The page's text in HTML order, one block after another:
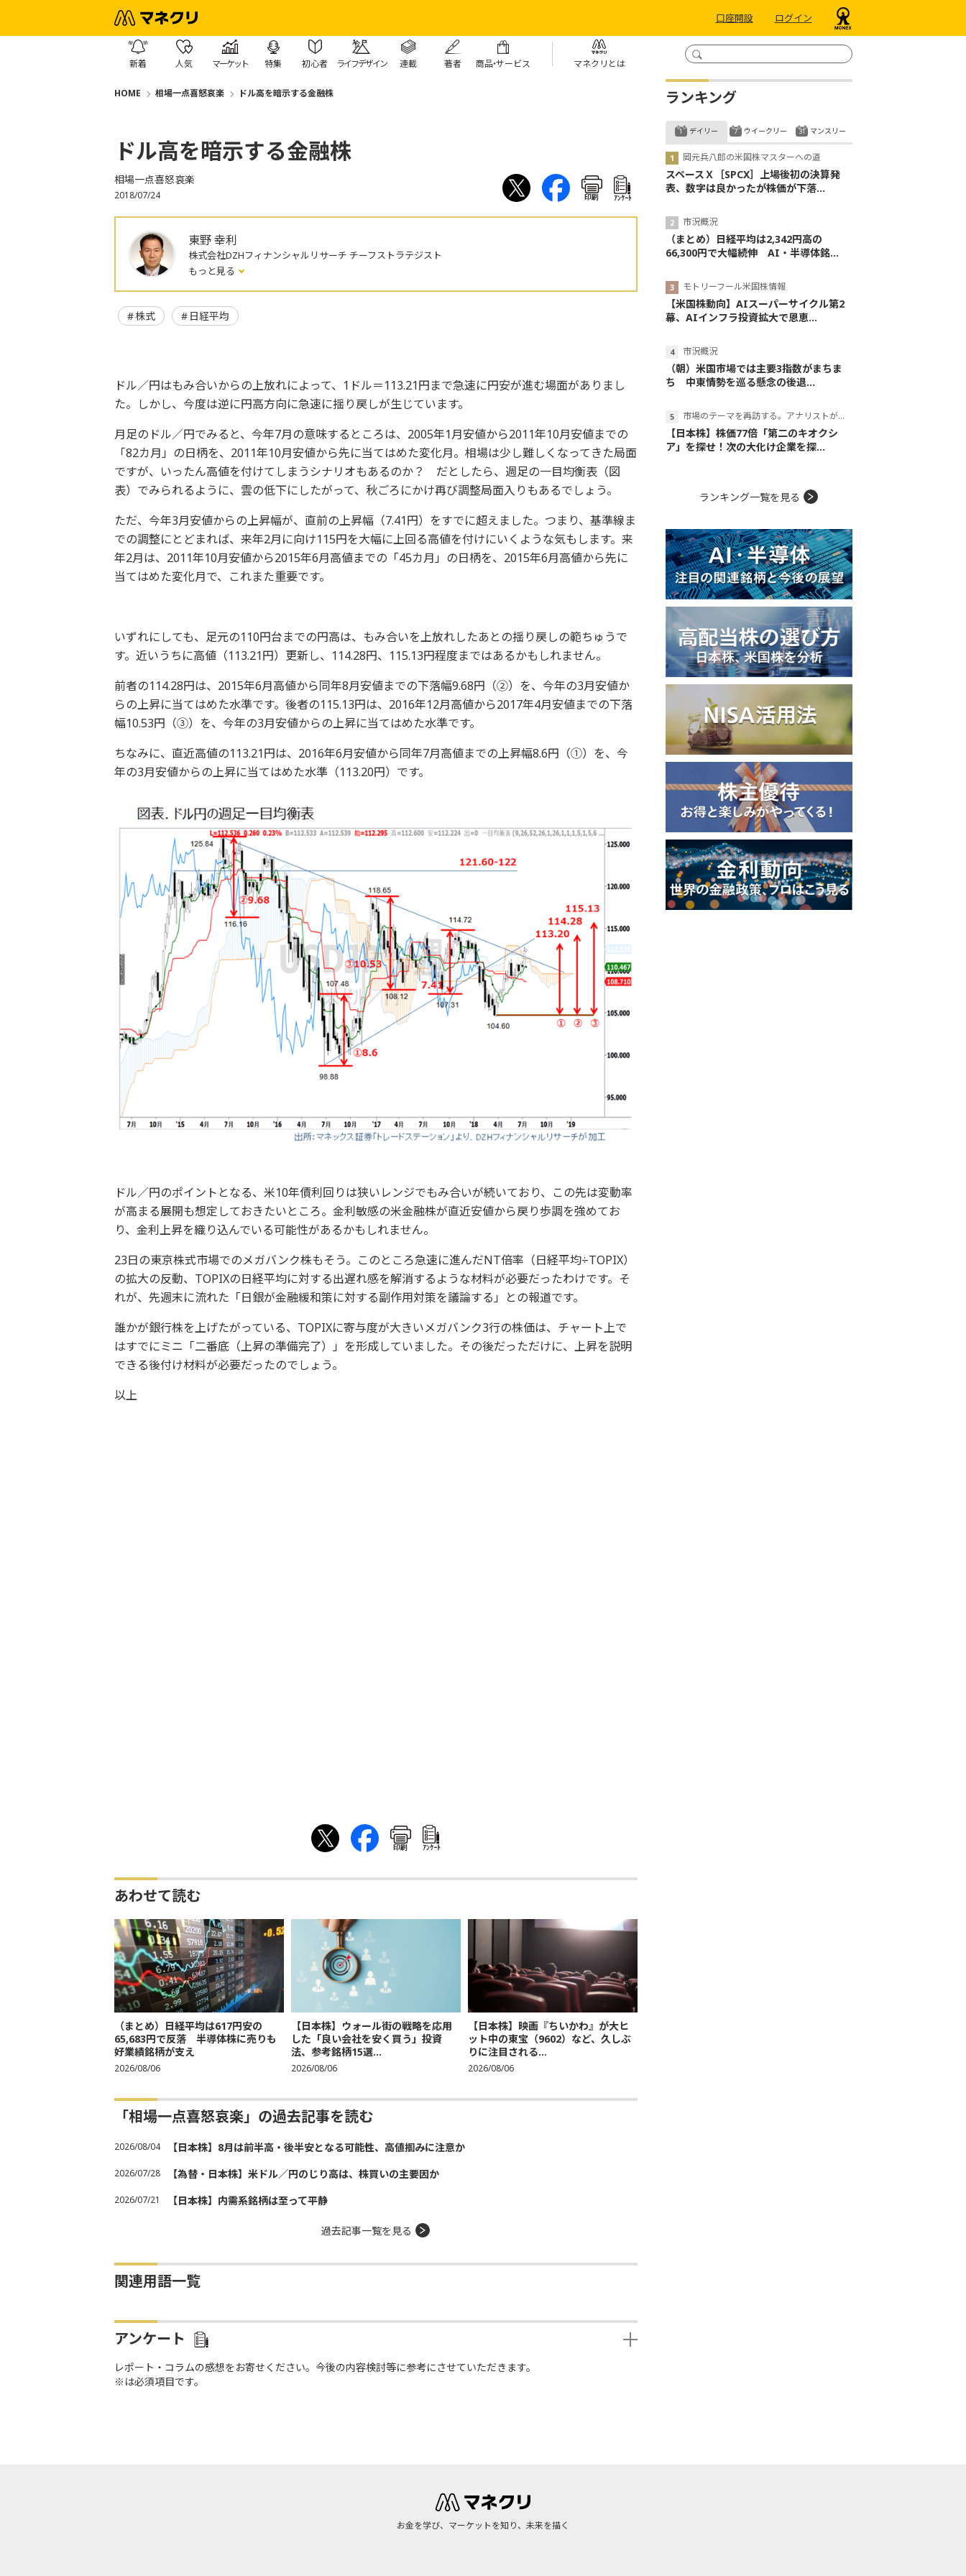
口座開設 ログイン
新着 人気 マーケット 特集 初心者 ライフデザイン 連載 著者 商品・サービス マネクリとは
HOME 相場一点喜怒哀楽 ドル高を暗示する金融株
ドル高を暗示する金融株
相場一点喜怒哀楽
2018/07/24 印刷 ｱﾝｹｰﾄ
東野 幸利
株式会社DZHフィナンシャルリサーチ チーフストラテジスト
もっと見る
株式 日経平均
ドル／円はもみ合いからの上放れによって、1ドル＝113.21円まで急速に円安が進む場面がありまし
た。しかし、今度は逆に円高方向に急速に揺り戻しが生じています。
月足のドル／円でみると、今年7月の意味するところは、2005年1月安値から2011年10月安値までの
「82カ月」の日柄を、2011年10月安値から先に当てはめた変化月。相場は少し難しくなってきた局面
ですが、いったん高値を付けてしまうシナリオもあるのか？ だとしたら、週足の一目均衡表（図
表）でみられるように、雲の低下にしたがって、秋ごろにかけ再び調整局面入りもあるでしょう。
ただ、今年3月安値からの上昇幅が、直前の上昇幅（7.41円）をすでに超えました。つまり、基準線ま
での調整にとどまれば、来年2月に向け115円を大幅に上回る高値を付けにいくような気もします。来
年2月は、2011年10月安値から2015年6月高値までの「45カ月」の日柄を、2015年6月高値から先に
当てはめた変化月で、これまた重要です。
いずれにしても、足元の110円台までの円高は、もみ合いを上放れしたあとの揺り戻しの範ちゅうで
す。近いうちに高値（113.21円）更新し、114.28円、115.13円程度まではあるかもしれません。
前者の114.28円は、2015年6月高値から同年8月安値までの下落幅9.68円（②）を、今年の3月安値か
らの上昇に当てはめた水準です。後者の115.13円は、2016年12月高値から2017年4月安値までの下落
幅10.53円（③）を、今年の3月安値からの上昇に当てはめた水準です。
ちなみに、直近高値の113.21円は、2016年6月安値から同年7月高値までの上昇幅8.6円（①）を、今
年の3月安値からの上昇に当てはめた水準（113.20円）です。
ドル／円のポイントとなる、米10年債利回りは狭いレンジでもみ合いが続いており、この先は変動率
が高まる展開も想定しておきたいところ。金利敏感の米金融株が直近安値から戻り歩調を強めてお
り、金利上昇を織り込んでいる可能性があるかもしれません。
23日の東京株式市場でのメガバンク株もそう。このところ急速に進んだNT倍率（日経平均÷TOPIX）
の拡大の反動、TOPIXの日経平均に対する出遅れ感を解消するような材料が必要だったわけです。そ
れが、先週末に流れた「日銀が金融緩和策に対する副作用対策を議論する」との報道です。
誰かが銀行株を上げたがっている、TOPIXに寄与度が大きいメガバンク3行の株価は、チャート上で
はすでにミニ「二番底（上昇の準備完了）」を形成していました。その後だっただけに、上昇を説明
できる後付け材料が必要だったのでしょう。
以上
印刷 ｱﾝｹｰﾄ
あわせて読む
（まとめ）日経平均は617円安の
65,683円で反落 半導体株に売りも
好業績銘柄が支え
2026/08/06
【日本株】ウォール街の戦略を応用
した「良い会社を安く買う」投資
法、参考銘柄15選...
2026/08/06
【日本株】映画『ちいかわ』が大ヒ
ット中の東宝（9602）など、久しぶ
りに注目される...
2026/08/06
「相場一点喜怒哀楽」の過去記事を読む
2026/08/04 【日本株】8月は前半高・後半安となる可能性、高値掴みに注意か
2026/07/28 【為替・日本株】米ドル／円のじり高は、株買いの主要因か
2026/07/21 【日本株】内需系銘柄は至って平静
過去記事一覧を見る
関連用語一覧
アンケート
レポート・コラムの感想をお寄せください。今後の内容検討等に参考にさせていただきます。
※は必須項目です。
ランキング
デイリー
岡元兵八郎の米国株マスターへの道
スペースＸ［SPCX］上場後初の決算発
表、数字は良かったが株価が下落...
市況概況
（まとめ）日経平均は2,342円高の
66,300円で大幅続伸 AI・半導体銘...
モトリーフール米国株情報
【米国株動向】AIスーパーサイクル第2
幕、AIインフラ投資拡大で恩恵...
市況概況
（朝）米国市場では主要3指数がまちま
ち 中東情勢を巡る懸念の後退...
市場のテーマを再訪する。アナリストが読み解くテーマの本質
【日本株】株価77倍「第二のキオクシ
ア」を探せ！次の大化け企業を探...
ウイークリー マンスリー
ランキング一覧を見る
お金を学び、マーケットを知り、未来を描く